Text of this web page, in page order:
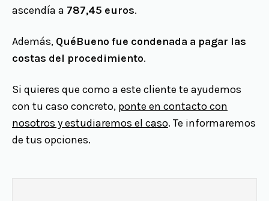
ascendía a 787,45 euros.
Además, QuéBueno fue condenada a pagar las
costas del procedimiento.
Si quieres que como a este cliente te ayudemos
con tu caso concreto, ponte en contacto con
nosotros y estudiaremos el caso. Te informaremos
de tus opciones.